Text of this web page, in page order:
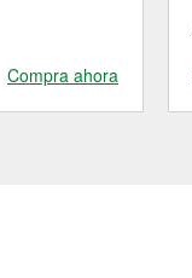
Compra ahora